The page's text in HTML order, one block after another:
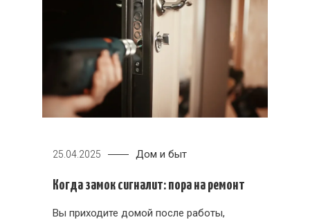
25.04.2025 Дом и быт
Когда замок сигналит: пора на ремонт
Вы приходите домой после работы,